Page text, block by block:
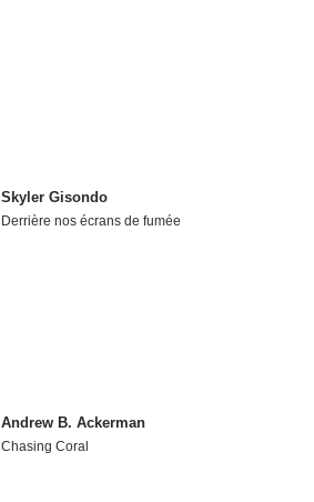
Skyler Gisondo
Derrière nos écrans de fumée
Andrew B. Ackerman
Chasing Coral